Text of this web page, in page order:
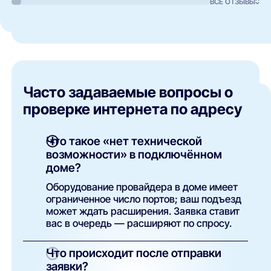
Часто задаваемые вопросы о
проверке интернета по адресу
Что такое «нет технической
возможности» в подключённом
доме?
Оборудование провайдера в доме имеет
ограниченное число портов; ваш подъезд
может ждать расширения. Заявка ставит
вас в очередь — расширяют по спросу.
Что происходит после отправки
заявки?